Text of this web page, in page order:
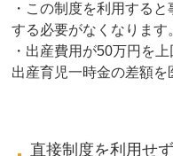
・この制度を利用する
する必要がなくなります
・出産費用が50万円を
出産育児一時金の差額を
直接制度を利用せ